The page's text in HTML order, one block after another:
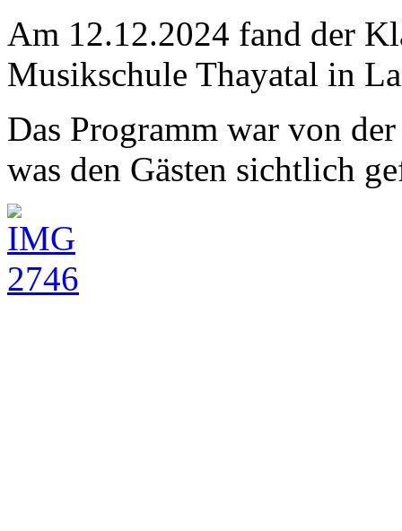
Am 12.12.2024 fand der
Musikschule Thayatal in
Das Programm war von
was den Gästen sichtlich